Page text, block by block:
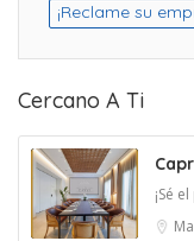
¡Reclame su
Cercano A Ti
¡Sé